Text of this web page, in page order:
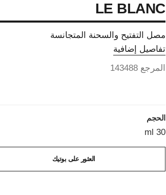
LE BLANC
مصل التفتيح والسحنة المتجانسة
تفاصيل إضافية
المرجع 143488
الحجم
30 ml
العثور على بوتيك